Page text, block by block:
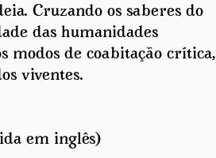
Cruzando os saberes do
das humanidades
modos de coabitação crítica,
viventes.
em inglês)